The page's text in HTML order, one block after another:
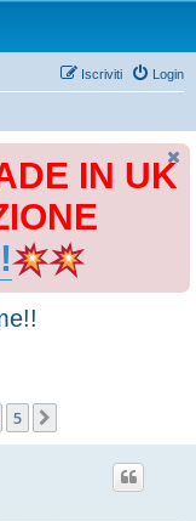
Login
Iscriviti
IN UK
5